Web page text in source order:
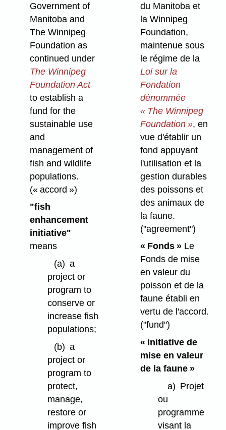
Government of
Manitoba and
The Winnipeg
Foundation as
continued under
The Winnipeg
Foundation Act
to establish a
fund for the
sustainable use
and
management of
fish and wildlife
populations.
(« accord »)
"fish
enhancement
initiative"
means
(a) a
project or
program to
conserve or
increase fish
populations;
(b) a
project or
program to
protect,
manage,
restore or
improve fish
du Manitoba et
la Winnipeg
Foundation,
maintenue sous
le régime de la
Loi sur la
Fondation
dénommée
« The Winnipeg
Foundation », en
vue d'établir un
fond appuyant
l'utilisation et la
gestion durables
des poissons et
des animaux de
la faune.
("agreement")
« Fonds »Le
Fonds de mise
en valeur du
poisson et de la
faune établi en
vertu de l'accord.
("fund")
« initiative de
mise en valeur
de la faune »
a) Projet
ou
programme
visant la